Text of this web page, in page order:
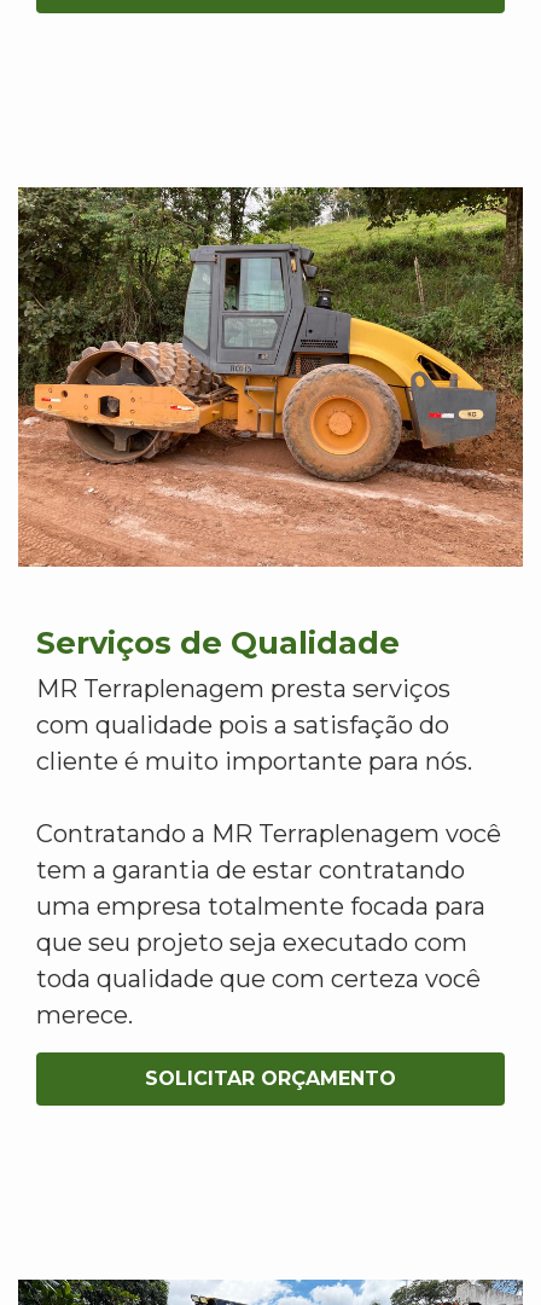
Serviços de Qualidade
MR Terraplenagem presta serviços
com qualidade pois a satisfação do
cliente é muito importante para nós.
Contratando a MR Terraplenagem você
tem a garantia de estar contratando
uma empresa totalmente focada para
que seu projeto seja executado com
toda qualidade que com certeza você
merece.
SOLICITAR ORÇAMENTO